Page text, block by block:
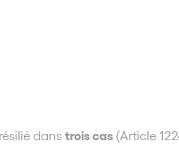
danstrois cas (Article